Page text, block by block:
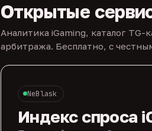
Открытые
Аналитика iGaming, каталог
арбитража. Бесплатно, с
NeBlask
Индекс спроса